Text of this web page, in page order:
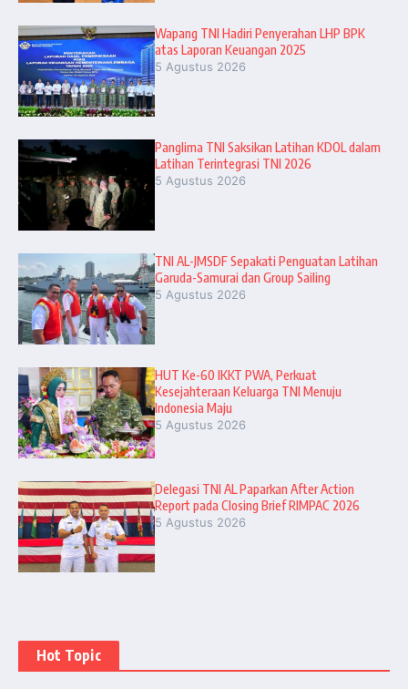
Wapang TNI Hadiri Penyerahan LHP BPK
atas Laporan Keuangan 2025
5 Agustus 2026
Panglima TNI Saksikan Latihan KDOL dalam
Latihan Terintegrasi TNI 2026
5 Agustus 2026
TNI AL-JMSDF Sepakati Penguatan Latihan
Garuda-Samurai dan Group Sailing
5 Agustus 2026
HUT Ke-60 IKKT PWA, Perkuat
Kesejahteraan Keluarga TNI Menuju
Indonesia Maju
5 Agustus 2026
Delegasi TNI AL Paparkan After Action
Report pada Closing Brief RIMPAC 2026
5 Agustus 2026
Hot Topic